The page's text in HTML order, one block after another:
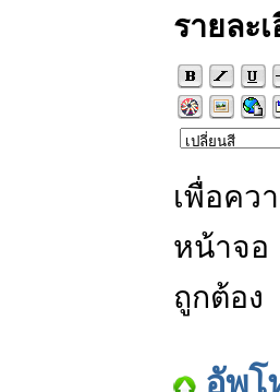
รายละ
เพื่อคว
หน้าจอ
ถูกต้อง
อัพโ